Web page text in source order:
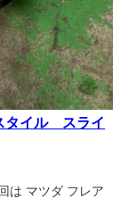
タイル スライ
は マツダ フレア